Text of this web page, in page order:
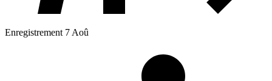
Enregistrement 7 Aoû